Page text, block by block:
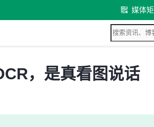
媒体
，是真看图说话